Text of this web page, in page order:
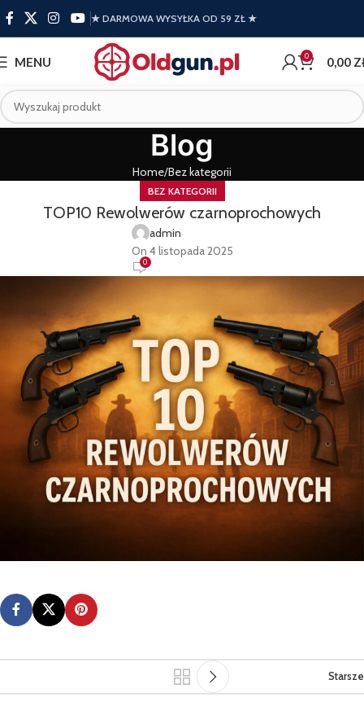
★ DARMOWA WYSYŁKA OD 59 ZŁ ★
MENU 0 0,00
Blog
Home Bez kategorii
BEZ KATEGORII
TOP10 Rewolwerów czarnoprochowych
admin
On 4 listopada 2025
0
Starsze